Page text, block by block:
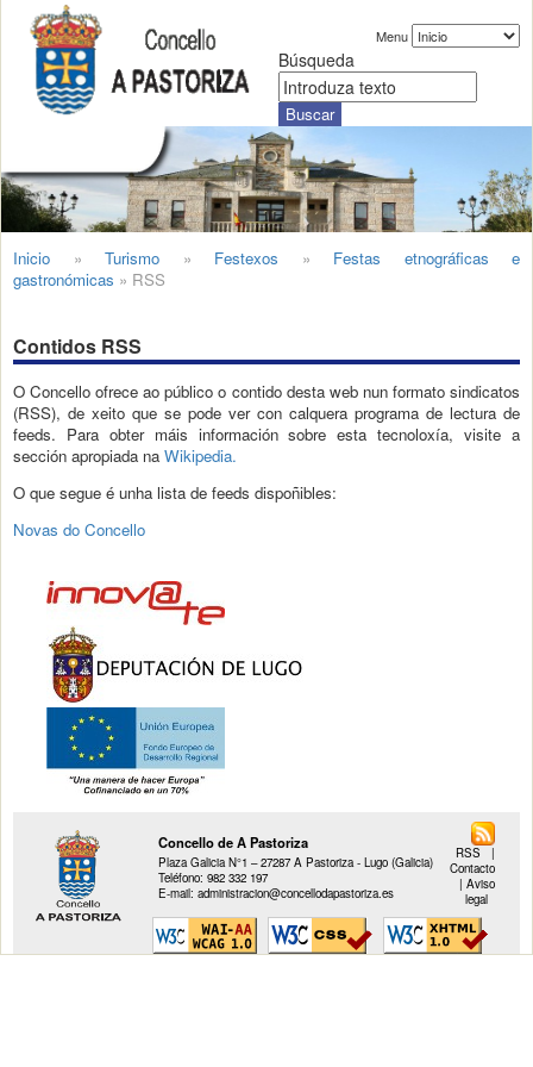
Menu
Búsqueda
Inicio » Turismo » Festexos » Festas etnográficas e
gastronómicas » RSS
Contidos RSS
O Concello ofrece ao público o contido desta web nun formato sindicatos
(RSS), de xeito que se pode ver con calquera programa de lectura de
feeds. Para obter máis información sobre esta tecnoloxía, visite a
sección apropiada na Wikipedia.
O que segue é unha lista de feeds dispoñibles:
Novas do Concello
Concello de A Pastoriza
Plaza Galicia N°1 – 27287 A Pastoriza - Lugo (Galicia)
Teléfono: 982 332 197
E-mail: administracion@concellodapastoriza.es
RSS
|
Contacto
| Aviso
legal